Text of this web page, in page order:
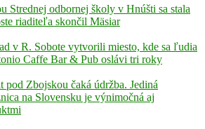
Strednej odbornej školy v Hnúšti sa stala
riaditeľa skončil Mäsiar
v R. Sobote vytvorili miesto, kde sa ľudia
Caffe Bar & Pub oslávi tri roky
pod Zbojskou čaká údržba. Jediná
na Slovensku je výnimočná aj